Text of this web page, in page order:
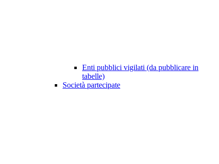
Enti pubblici vigilati (da pubblicare in
tabelle)
Società partecipate